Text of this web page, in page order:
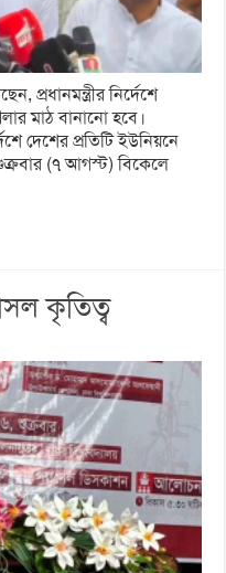
প্রধানমন্ত্রীর নির্দেশে
মাঠ বানানো হবে।
দেশের প্রতিটি ইউনিয়নে
(৭ আগস্ট) বিকেলে
কৃতিত্ব